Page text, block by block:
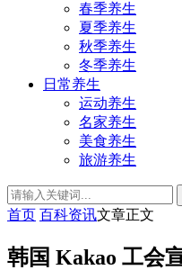
春季养生
夏季养生
秋季养生
冬季养生
日常养生
运动养生
名家养生
美食养生
旅游养生
首页 百科资讯文章正文
韩国 Kakao 工会